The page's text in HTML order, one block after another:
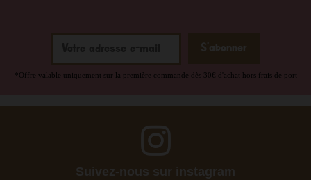
*Offre valable uniquement sur la première commande dès 30€ d'achat hors frais de port
Suivez-nous sur instagram